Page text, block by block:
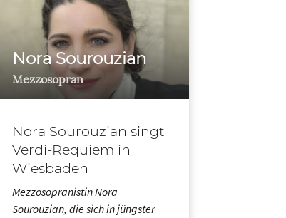
Nora Sourouzian
Mezzosopran
Nora Sourouzian singt
Verdi-Requiem in
Wiesbaden
Mezzosopranistin Nora
Sourouzian, die sich in jüngster